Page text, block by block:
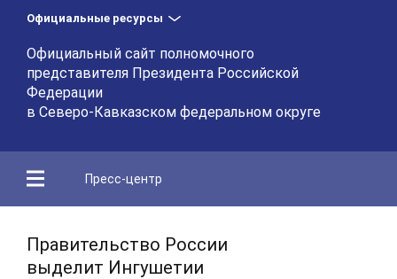
Официальные ресурсы
Официальный сайт полномочного
представителя Президента Российской
Федерации
в Северо-Кавказском федеральном округе
Пресс-центр
Правительство России
выделит Ингушетии